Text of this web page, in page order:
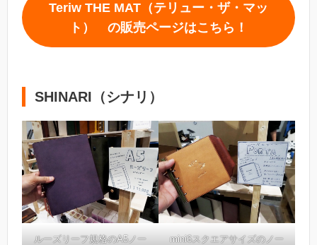
Teriw THE MAT（テリュー・ザ・マッ
ト） の販売ページはこちら！
SHINARI（シナリ）
ルーズリーフ規格のA5ノー
mini6スクエアサイズのノー